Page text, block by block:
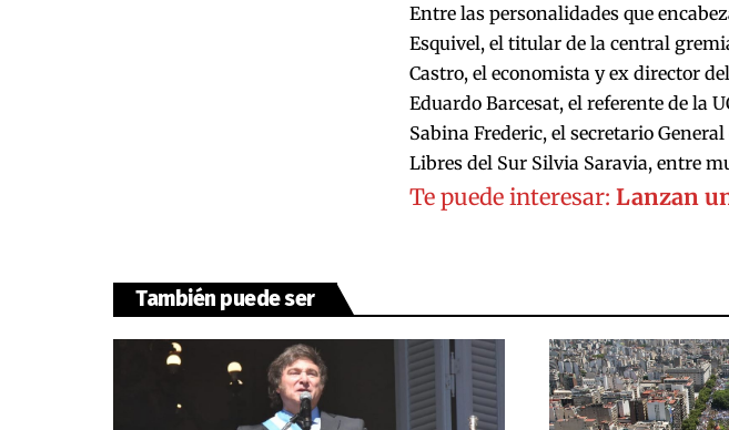
Entre las personalidades que
Esquivel, el titular de la central
Castro, el economista y ex director
Eduardo Barcesat, el referente de la
Sabina Frederic, el secretario
Libres del Sur Silvia Saravia, entre
Te puede interesar: Lanzan
También puede ser